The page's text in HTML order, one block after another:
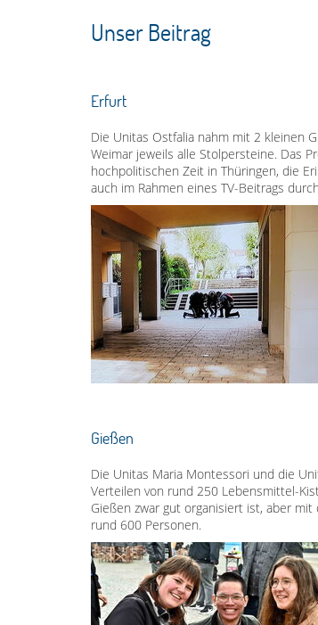
Unser Beitrag
Erfurt
Die Unitas Ostfalia nahm mit 2 kleinen
Weimar jeweils alle Stolpersteine. Das
hochpolitischen Zeit in Thüringen, die
auch im Rahmen eines TV-Beitrags
Gießen
Die Unitas Maria Montessori und die
Verteilen von rund 250 Lebensmittel-
Gießen zwar gut organisiert ist, aber
rund 600 Personen.